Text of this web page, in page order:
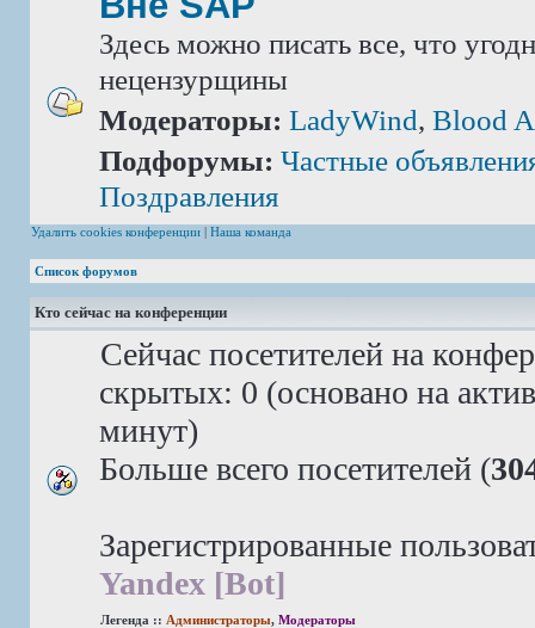
Здесь можно писать все, что
нецензурщины
Модераторы: LadyWind, Blood
Подфорумы: Частные
Поздравления
Удалить cookies конференции | Наша команда
Список форумов
Кто сейчас на конференции
Сейчас посетителей на
скрытых: 0 (основано на
минут)
Больше всего посетителей (
Зарегистрированные
Yandex [Bot]
Легенда :: Администраторы, Модераторы